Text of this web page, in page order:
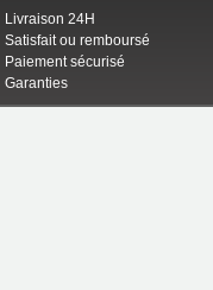
Livraison 24H
Satisfait ou remboursé
Paiement sécurisé
Garanties